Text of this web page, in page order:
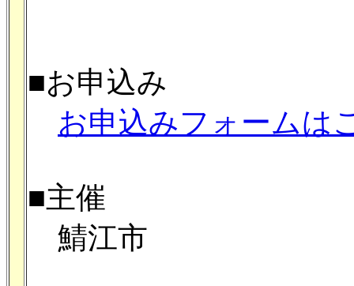
■お申込み
お申込みフォームは
■主催
鯖江市